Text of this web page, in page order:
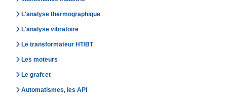
L'analyse thermographique
L'analyse vibratoire
Le transformateur HT/BT
Les moteurs
Le grafcet
Automatismes, les API